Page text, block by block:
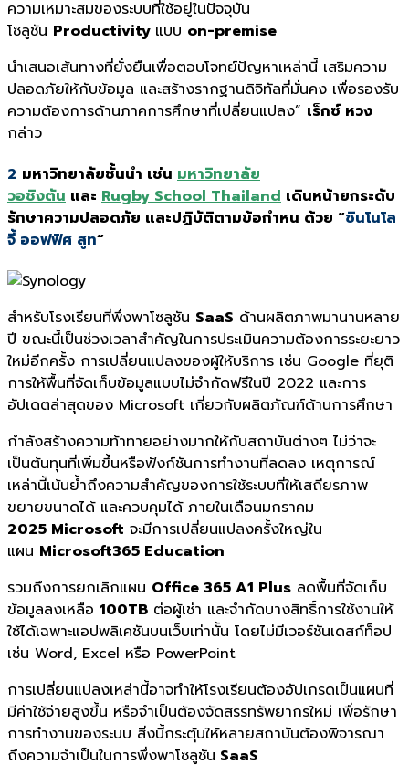
ความเหมาะสมของระบบที่ใช้อยู่ในปัจจุบัน
โซลูชัน Productivity แบบ on-premise
นำเสนอเส้นทางที่ยั่งยืนเพื่อตอบโจทย์ปัญหาเหล่านี้ เสริมความ
ปลอดภัยให้กับข้อมูล และสร้างรากฐานดิจิทัลที่มั่นคง เพื่อรองรับ
ความต้องการด้านภาคการศึกษาที่เปลี่ยนแปลง” เร็กซ์ หวง
กล่าว
2 มหาวิทยาลัยชั้นนำ เช่น มหาวิทยาลัย
วอชิงตัน และ Rugby School Thailand เดินหน้ายกระดับ
รักษาความปลอดภัย และปฏิบัติตามข้อกำหน ด้วย “ซินโนโล
จี้ ออฟฟิศ สูท“
สำหรับโรงเรียนที่พึ่งพาโซลูชัน SaaS ด้านผลิตภาพมานานหลาย
ปี ขณะนี้เป็นช่วงเวลาสำคัญในการประเมินความต้องการระยะยาว
ใหม่อีกครั้ง การเปลี่ยนแปลงของผู้ให้บริการ เช่น Google ที่ยุติ
การให้พื้นที่จัดเก็บข้อมูลแบบไม่จำกัดฟรีในปี 2022 และการ
อัปเดตล่าสุดของ Microsoft เกี่ยวกับผลิตภัณฑ์ด้านการศึกษา
กำลังสร้างความท้าทายอย่างมากให้กับสถาบันต่างๆ ไม่ว่าจะ
เป็นต้นทุนที่เพิ่มขึ้นหรือฟังก์ชันการทำงานที่ลดลง เหตุการณ์
เหล่านี้เน้นย้ำถึงความสำคัญของการใช้ระบบที่ให้เสถียรภาพ
ขยายขนาดได้ และควบคุมได้ ภายในเดือนมกราคม
2025 Microsoft จะมีการเปลี่ยนแปลงครั้งใหญ่ใน
แผน Microsoft365 Education
รวมถึงการยกเลิกแผน Office 365 A1 Plus ลดพื้นที่จัดเก็บ
ข้อมูลลงเหลือ 100TB ต่อผู้เช่า และจำกัดบางสิทธิ์การใช้งานให้
ใช้ได้เฉพาะแอปพลิเคชันบนเว็บเท่านั้น โดยไม่มีเวอร์ชันเดสก์ท็อป
เช่น Word, Excel หรือ PowerPoint
การเปลี่ยนแปลงเหล่านี้อาจทำให้โรงเรียนต้องอัปเกรดเป็นแผนที่
มีค่าใช้จ่ายสูงขึ้น หรือจำเป็นต้องจัดสรรทรัพยากรใหม่ เพื่อรักษา
การทำงานของระบบ สิ่งนี้กระตุ้นให้หลายสถาบันต้องพิจารณา
ถึงความจำเป็นในการพึ่งพาโซลูชัน SaaS